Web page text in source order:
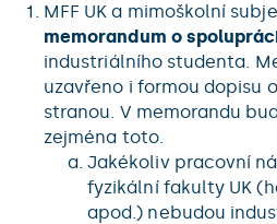
MFF UK a mimoškolní
memorandum o
industriálního studenta.
uzavřeno i formou dopisu
stranou. V memorandu
zejména toto.
Jakékoliv pracovní
fyzikální fakulty UK
apod.) nebudou